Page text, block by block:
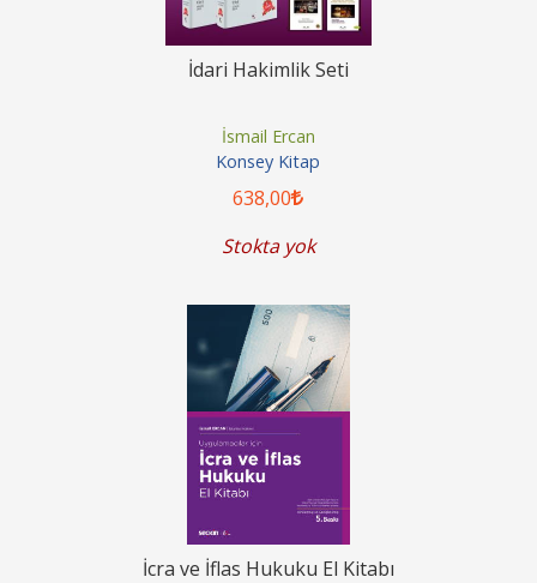
İdari Hakimlik Seti
İsmail Ercan
Konsey Kitap
638,00
Stokta yok
İcra ve İflas Hukuku El Kitabı